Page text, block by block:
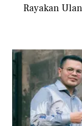
Rayakan